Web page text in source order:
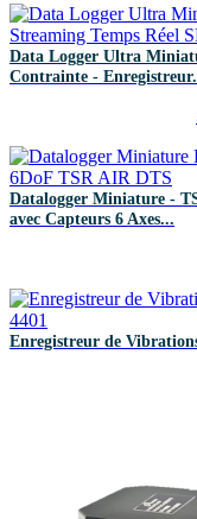
Data Logger Ultra
Contrainte -
Datalogger Miniature -
avec Capteurs 6 Axes...
Enregistreur de